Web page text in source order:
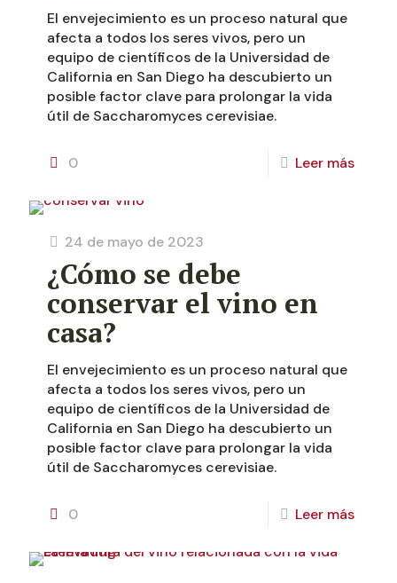
El envejecimiento es un proceso natural que
afecta a todos los seres vivos, pero un
equipo de científicos de la Universidad de
California en San Diego ha descubierto un
posible factor clave para prolongar la vida
útil de Saccharomyces cerevisiae.
0 Leer más
24 de mayo de 2023
¿Cómo se debe
conservar el vino en
casa?
El envejecimiento es un proceso natural que
afecta a todos los seres vivos, pero un
equipo de científicos de la Universidad de
California en San Diego ha descubierto un
posible factor clave para prolongar la vida
útil de Saccharomyces cerevisiae.
0 Leer más